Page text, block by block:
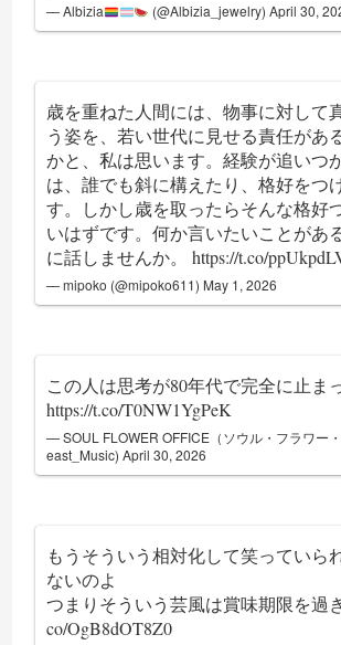
— Albizia (@Albizia_jewelry)April 30,
歳を重ねた人間には、物事に対して
う姿を、若い世代に見せる責任があ
かと、私は思います。経験が追いつ
は、誰でも斜に構えたり、格好をつ
す。しかし歳を取ったらそんな格好
いはずです。何か言いたいことがあ
に話しませんか。https://t.co/
— mipoko (@mipoko611) May 1, 2026
この人は思考が80年代で完全に止ま
https://t.co/T0NW1YgPeK
— SOUL FLOWER OFFICE（ソウル・フラワー
east_Music)April 30, 2026
もうそういう相対化して笑っていら
ないのよ
つまりそういう芸風は賞味期限を過
co/OgB8dOT8Z0